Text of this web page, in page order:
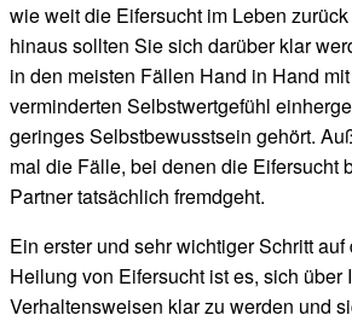
wie weit die Eifersucht im Leben
hinaus sollten Sie sich darüber klar
in den meisten Fällen Hand in Hand
verminderten Selbstwertgefühl
geringes Selbstbewusstsein gehört.
mal die Fälle, bei denen die Eifersucht
Partner tatsächlich fremdgeht.
Ein erster und sehr wichtiger Schritt auf
Heilung von Eifersucht ist es, sich über
Verhaltensweisen klar zu werden und